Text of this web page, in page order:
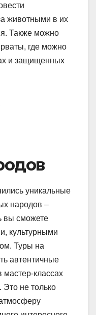
животными в их
Также можно
где можно
и защищенных
уникальные
народов –
вы сможете
культурными
Туры на
автентичные
мастер-классах
не только